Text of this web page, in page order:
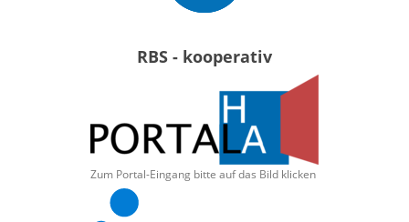
RBS - kooperativ
Zum Portal-Eingang bitte auf das Bild klicken